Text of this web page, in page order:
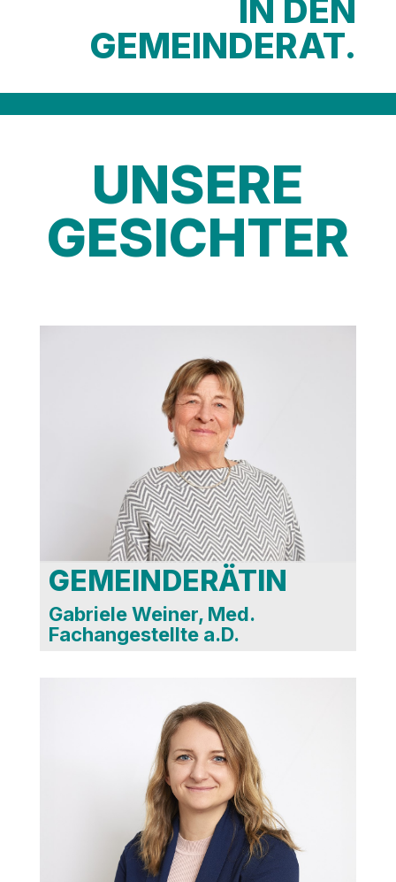
IN DEN
GEMEINDERAT.
UNSERE
GESICHTER
Technischer
Betriebsausschuss
Spitalausschuss
Beirat Bodensee-
Schifssbetriebe
AR Stadtwerke
GEMEINDERÄTIN
Gabriele Weiner, Med.
Fachangestellte a.D.
Technischer- und
Umweltausschuss
Gestaltungsbeirat
Jugendhilfeausschuss
AR Wobak